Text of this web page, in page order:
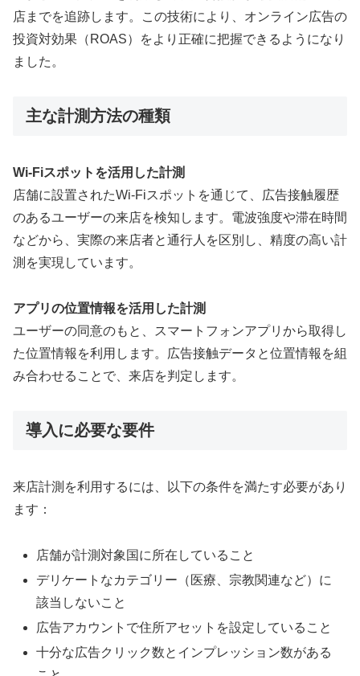
店までを追跡します。この技術により、オンライン広告の
投資対効果（ROAS）をより正確に把握できるようになり
ました。
主な計測方法の種類
Wi-Fiスポットを活用した計測
店舗に設置されたWi-Fiスポットを通じて、広告接触履歴
のあるユーザーの来店を検知します。電波強度や滞在時間
などから、実際の来店者と通行人を区別し、精度の高い計
測を実現しています。
アプリの位置情報を活用した計測
ユーザーの同意のもと、スマートフォンアプリから取得し
た位置情報を利用します。広告接触データと位置情報を組
み合わせることで、来店を判定します。
導入に必要な要件
来店計測を利用するには、以下の条件を満たす必要があり
ます：
店舗が計測対象国に所在していること
デリケートなカテゴリー（医療、宗教関連など）に
該当しないこと
広告アカウントで住所アセットを設定していること
十分な広告クリック数とインプレッション数がある